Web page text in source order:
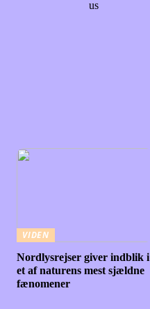
us
VIDEN
Nordlysrejser giver indblik i
et af naturens mest sjældne
fænomener